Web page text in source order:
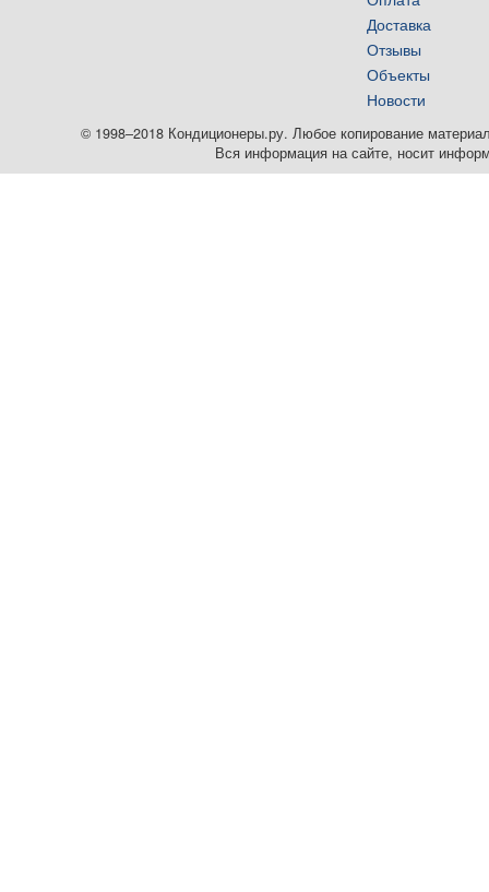
Доставка
Отзывы
Объекты
Новости
© 1998–2018 Кондиционеры.ру. Любое копирование
Вся информация на сайте, носит